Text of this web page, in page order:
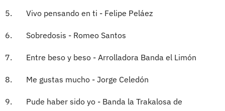
5. Vivo pensando en ti - Felipe Peláez
6. Sobredosis - Romeo Santos
7. Entre beso y beso - Arrolladora Banda el Limón
8. Me gustas mucho - Jorge Celedón
9. Pude haber sido yo - Banda la Trakalosa de